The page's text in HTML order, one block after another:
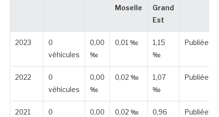
Moselle
Grand
Est
2023
0
véhicules
0,00
‰
0,01 ‰
1,15
‰
Publiée
2022
0
véhicules
0,00
‰
0,02 ‰
1,07
‰
Publiée
2021
0
0,00
0,02 ‰
0,96
Publiée